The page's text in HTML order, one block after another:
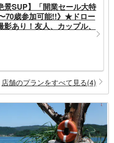
景SUP】「開業セール大特
70歳参加可能!!》★ドロー
あり！友人、カップル、
める！奄美ブルーでサッ
店舗のプランをすべて見る(4)